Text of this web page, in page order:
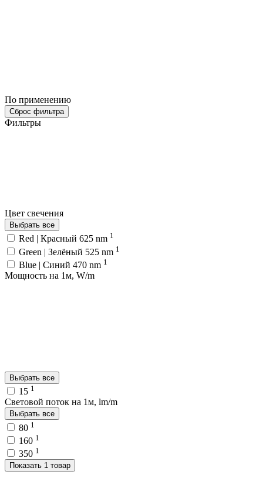
По применению
Сброс фильтра
Фильтры
Цвет свечения
Выбрать все
Red | Красный 625 nm 1
Green | Зелёный 525 nm 1
Blue | Синий 470 nm 1
Мощность на 1м, W/m
Выбрать все
15 1
Световой поток на 1м, lm/m
Выбрать все
80 1
160 1
350 1
Показать 1 товар